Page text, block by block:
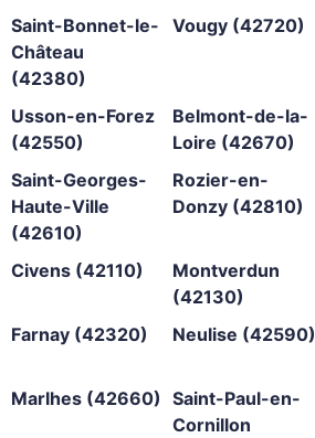
Saint-Bonnet-le-
Château
(42380)
Vougy (42720)
Usson-en-Forez
(42550)
Belmont-de-la-
Loire (42670)
Saint-Georges-
Haute-Ville
(42610)
Rozier-en-
Donzy (42810)
Civens (42110)
Montverdun
(42130)
Farnay (42320)
Neulise (42590)
Marlhes (42660) Saint-Paul-en-
Cornillon